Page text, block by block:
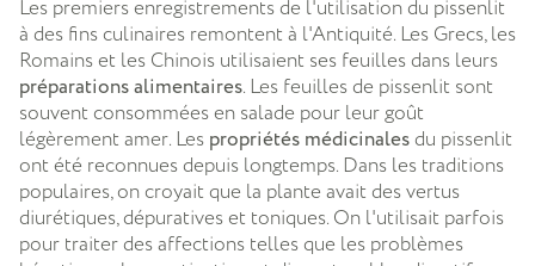
Les premiers enregistrements de l'utilisation du pissenlit
à des fins culinaires remontent à l'Antiquité. Les Grecs, les
Romains et les Chinois utilisaient ses feuilles dans leurs
préparations alimentaires. Les feuilles de pissenlit sont
souvent consommées en salade pour leur goût
légèrement amer. Les propriétés médicinalesdu pissenlit
ont été reconnues depuis longtemps. Dans les traditions
populaires, on croyait que la plante avait des vertus
diurétiques, dépuratives et toniques. On l'utilisait parfois
pour traiter des affections telles que les problèmes